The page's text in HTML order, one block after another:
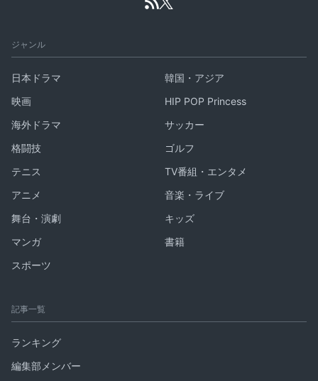
ジャンル
日本ドラマ
韓国・アジア
映画
HIP POP Princess
海外ドラマ
サッカー
格闘技
ゴルフ
テニス
TV番組・エンタメ
アニメ
音楽・ライブ
舞台・演劇
キッズ
マンガ
書籍
スポーツ
記事一覧
ランキング
編集部メンバー